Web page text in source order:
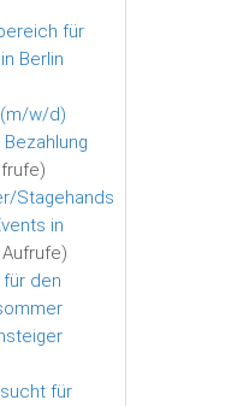
für
Berlin
w/d)
Stagehands
in
den
für